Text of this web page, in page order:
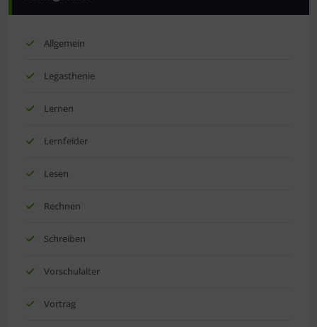
Allgemein
Legasthenie
Lernen
Lernfelder
Lesen
Rechnen
Schreiben
Vorschulalter
Vortrag